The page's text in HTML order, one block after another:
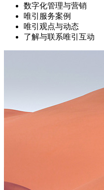
数字化管理与营销
唯引服务案例
唯引观点与动态
了解与联系唯引互动